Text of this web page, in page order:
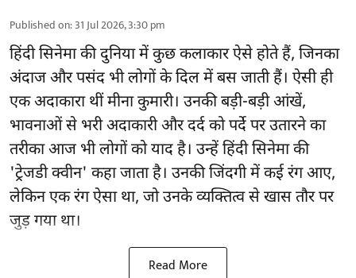
Published on:31 Jul 2026, 3:30 pm
हिंदी सिनेमा की दुनिया में कुछ कलाकार ऐसे होते हैं, जिनका
अंदाज और पसंद भी लोगों के दिल में बस जाती हैं। ऐसी ही
एक अदाकारा थीं मीना कुमारी। उनकी बड़ी-बड़ी आंखें,
भावनाओं से भरी अदाकारी और दर्द को पर्दे पर उतारने का
तरीका आज भी लोगों को याद है। उन्हें हिंदी सिनेमा की
'ट्रेजडी क्वीन' कहा जाता है। उनकी जिंदगी में कई रंग आए,
लेकिन एक रंग ऐसा था, जो उनके व्यक्तित्व से खास तौर पर
जुड़ गया था।
Read More